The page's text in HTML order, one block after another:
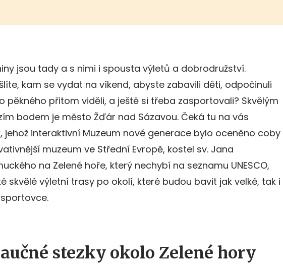
jsou tady a s nimi i spousta výletů a dobrodružství.
kam se vydat na víkend, abyste zabavili děti, odpočinuli
pěkného přitom viděli, a ještě si třeba zasportovali? Skvělým
bodem je město Žďár nad Sázavou. Čeká tu na vás
jehož interaktivní Muzeum nové generace bylo oceněno coby
muzeum ve Střední Evropě, kostel sv. Jana
na Zelené hoře, který nechybí na seznamu UNESCO,
skvělé výletní trasy po okolí, které budou bavit jak velké, tak i
stezky okolo Zelené hory